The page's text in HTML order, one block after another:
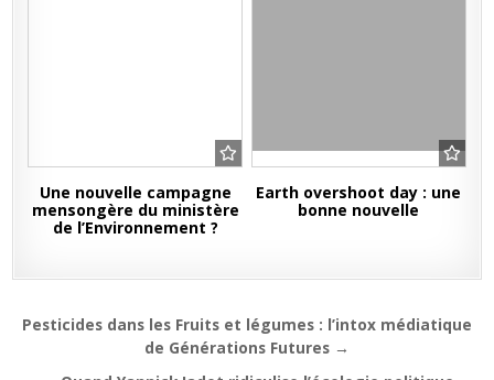
Une nouvelle campagne
mensongère du ministère
de l’Environnement ?
Earth overshoot day : une
bonne nouvelle
Navigation
Pesticides dans les Fruits et légumes : l’intox médiatique
de Générations Futures →